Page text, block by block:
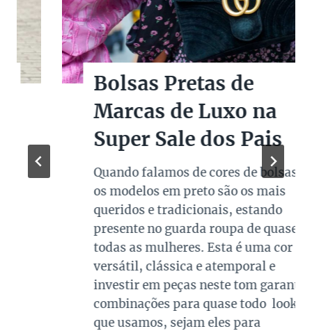
Bolsas Pretas de
Marcas de Luxo na
Super Sale dos Pais
Quando falamos de cores de bolsas,
os modelos em preto são os mais
queridos e tradicionais, estando
presente no guarda roupa de quase
todas as mulheres. Esta é uma cor
versátil, clássica e atemporal e
investir em peças neste tom garante
combinações para quase todo look
que usamos, sejam eles para